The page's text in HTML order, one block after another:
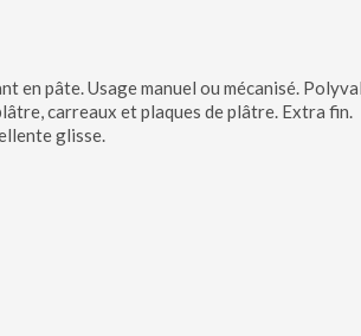
en pâte. Usage manuel ou mécanisé.
carreaux et plaques de plâtre. Extra fin.
glisse.